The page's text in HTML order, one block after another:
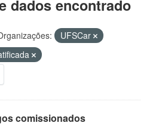
dados encontrado
UFSCar
comissionados